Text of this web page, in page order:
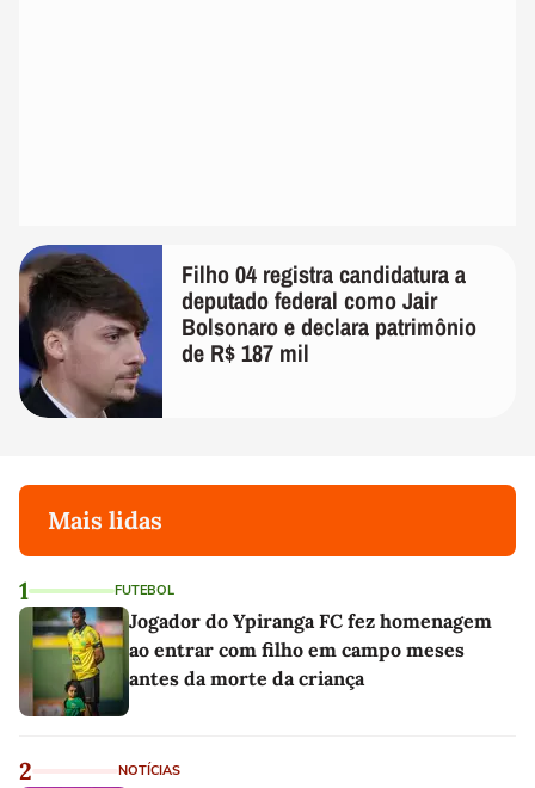
Filho 04 registra candidatura a
deputado federal como Jair
Bolsonaro e declara patrimônio
de R$ 187 mil
Mais lidas
1 FUTEBOL
Jogador do Ypiranga FC fez homenagem
ao entrar com filho em campo meses
antes da morte da criança
2 NOTÍCIAS